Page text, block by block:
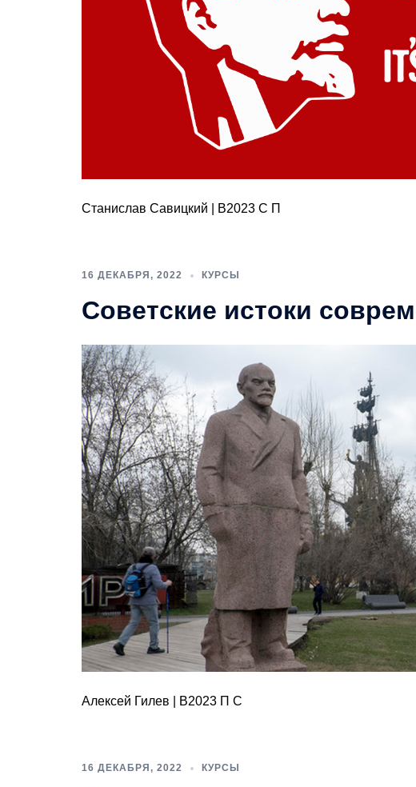
Станислав Савицкий | В2023 С П
16 ДЕКАБРЯ, 2022 КУРСЫ
Советские истоки
Алексей Гилев | В2023 П С
16 ДЕКАБРЯ, 2022 КУРСЫ